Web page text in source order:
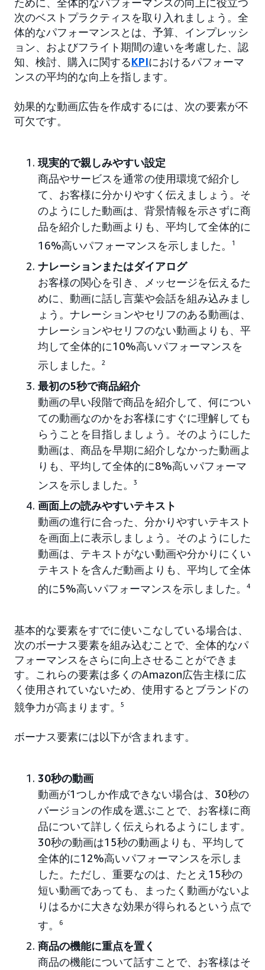
次のベストプラクティスを取り入れましょう。全
体的なパフォーマンスとは、予算、インプレッシ
ョン、およびフライト期間の違いを考慮した、認
知、検討、購入に関するKPIにおけるパフォーマ
ンスの平均的な向上を指します。
効果的な動画広告を作成するには、次の要素が不
可欠です。
現実的で親しみやすい設定
商品やサービスを通常の使用環境で紹介し
て、お客様に分かりやすく伝えましょう。そ
のようにした動画は、背景情報を示さずに商
品を紹介した動画よりも、平均して全体的に
16%高いパフォーマンスを示しました。
1
ナレーションまたはダイアログ
お客様の関心を引き、メッセージを伝えるた
めに、動画に話し言葉や会話を組み込みまし
ょう。ナレーションやセリフのある動画は、
ナレーションやセリフのない動画よりも、平
均して全体的に10%高いパフォーマンスを
示しました。
2
最初の5秒で商品紹介
動画の早い段階で商品を紹介して、何につい
ての動画なのかをお客様にすぐに理解しても
らうことを目指しましょう。そのようにした
動画は、商品を早期に紹介しなかった動画よ
りも、平均して全体的に8%高いパフォーマ
ンスを示しました。
3
画面上の読みやすいテキスト
動画の進行に合った、分かりやすいテキスト
を画面上に表示しましょう。そのようにした
動画は、テキストがない動画や分かりにくい
テキストを含んだ動画よりも、平均して全体
的に5%高いパフォーマンスを示しました。
4
基本的な要素をすでに使いこなしている場合は、
次のボーナス要素を組み込むことで、全体的なパ
フォーマンスをさらに向上させることができま
す。これらの要素は多くのAmazon広告主様に広
く使用されていないため、使用するとブランドの
競争力が高まります。
5
ボーナス要素には以下が含まれます。
30秒の動画
動画が1つしか作成できない場合は、30秒の
バージョンの作成を選ぶことで、お客様に商
品について詳しく伝えられるようにします。
30秒の動画は15秒の動画よりも、平均して
全体的に12%高いパフォーマンスを示しま
した。ただし、重要なのは、たとえ15秒の
短い動画であっても、まったく動画がないよ
りはるかに大きな効果が得られるという点で
す。
6
商品の機能に重点を置く
商品の機能について話すことで、お客様はそ